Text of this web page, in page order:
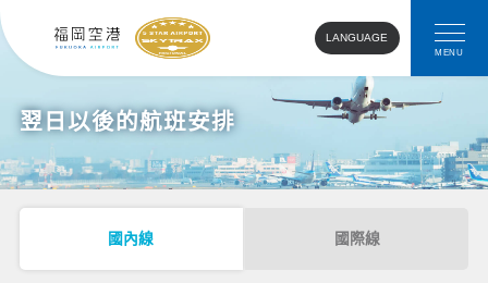
LANGUAGE
MENU
翌日以後的航班安排
國內線 國際線